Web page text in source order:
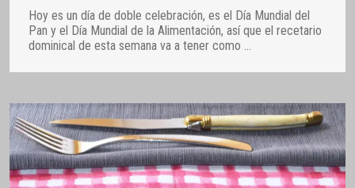
Hoy es un día de doble celebración, es el Día Mundial del
Pan y el Día Mundial de la Alimentación, así que el recetario
dominical de esta semana va a tener como …